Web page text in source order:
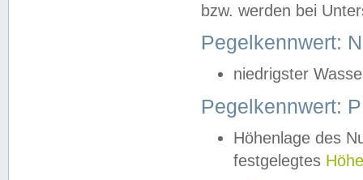
bzw. werden bei
Pegelkennwert:
niedrigster
Pegelkennwert:
Höhenlage des
festgelegtes